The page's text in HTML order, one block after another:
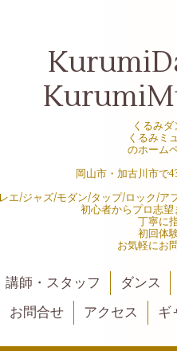
くるみ
くるみミ
のホーム
岡山市・加古川市で
エ/ジャズ/モダン/タップ/ロック/ア
初心者からプロ志
丁寧に
初回体
お気軽にお
講師・スタッフ ダンス
お問合せ アクセス ギ